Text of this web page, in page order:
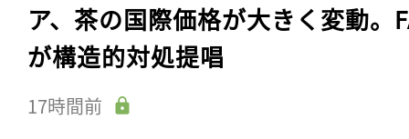
ア、茶の国際価格が大きく変動。
が構造的対処提唱
17時間前